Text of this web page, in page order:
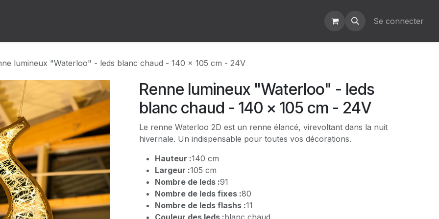
Se connecter
lumineux "Waterloo" - leds blanc chaud - 140 x 105 cm - 24V
Renne lumineux "Waterloo" - leds
blanc chaud - 140 x 105 cm - 24V
Le renne Waterloo 2D est un renne élancé, virevoltant dans la nuit
hivernale. Un indispensable pour toutes vos décorations.
Hauteur :140 cm
Largeur :105 cm
Nombre de leds :91
Nombre de leds fixes :80
Nombre de leds flashs :11
Couleur des leds :blanc chaud